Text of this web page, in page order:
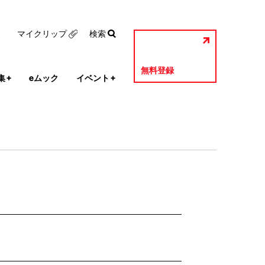
+ eムック イベント +
無料登録
マイクリップ 検索